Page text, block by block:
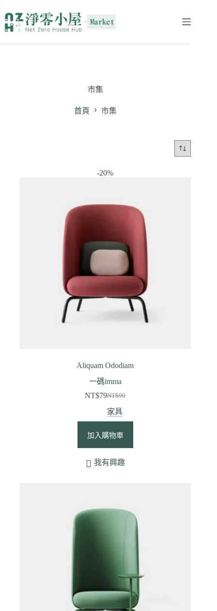
市集
首頁 市集
-20%
Aliquam Ododiam
一碼imma
NT$99
NT$79
家具
加入購物車
我有興趣